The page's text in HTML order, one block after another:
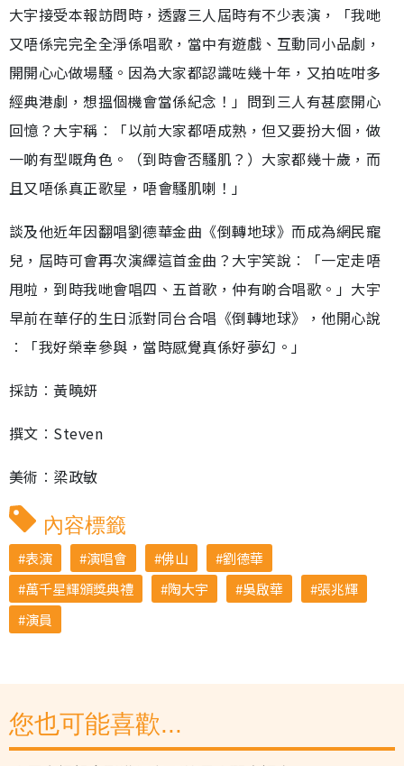
大宇接受本報訪問時，透露三人屆時有不少表演，「我哋
又唔係完完全全淨係唱歌，當中有遊戲、互動同小品劇，
開開心心做場騷。因為大家都認識咗幾十年，又拍咗咁多
經典港劇，想搵個機會當係紀念！」問到三人有甚麼開心
回憶？大宇稱︰「以前大家都唔成熟，但又要扮大個，做
一啲有型嘅角色。（到時會否騷肌？）大家都幾十歲，而
且又唔係真正歌星，唔會騷肌喇！」
談及他近年因翻唱劉德華金曲《倒轉地球》而成為網民寵
兒，屆時可會再次演繹這首金曲？大宇笑說︰「一定走唔
甩啦，到時我哋會唱四、五首歌，仲有啲合唱歌。」大宇
早前在華仔的生日派對同台合唱《倒轉地球》，他開心說
︰「我好榮幸參與，當時感覺真係好夢幻。」
採訪︰黃曉妍
撰文︰Steven
美術︰梁政敏
內容標籤
表演 演唱會 佛山
劉德華
萬千星輝頒獎典禮
陶大宇 吳啟華
張兆輝
演員
您也可能喜歡...